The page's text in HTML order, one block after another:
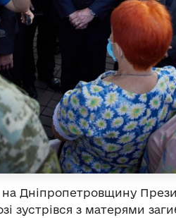
на Дніпропетровщину
зустрівся з матерями